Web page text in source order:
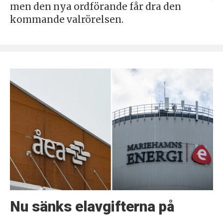
men den nya ordförande får dra den
kommande valrörelsen.
Nu sänks elavgifterna på